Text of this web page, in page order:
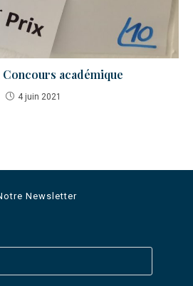
Concours académique
4 juin 2021
Newsletter